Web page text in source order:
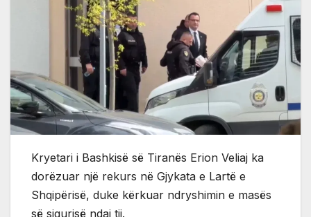
Kryetari i Bashkisë së Tiranës Erion Veliaj ka
dorëzuar një rekurs në Gjykata e Lartë e
Shqipërisë, duke kërkuar ndryshimin e masës
së sigurisë ndaj tij.